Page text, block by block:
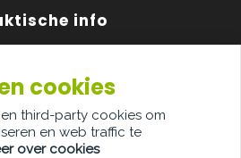
info
Over ons
Adverteren
cookies
third-party cookies om
en web traffic te
over cookies